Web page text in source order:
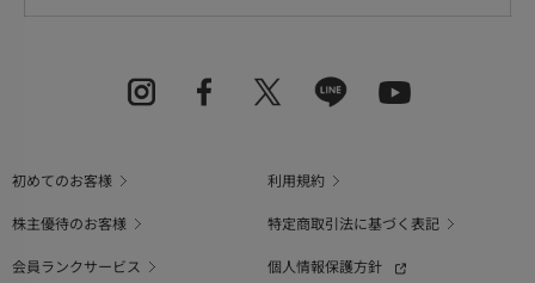
初めてのお客様
利用規約
株主優待のお客様
特定商取引法に基づく表記
会員ランクサービス
個人情報保護方針